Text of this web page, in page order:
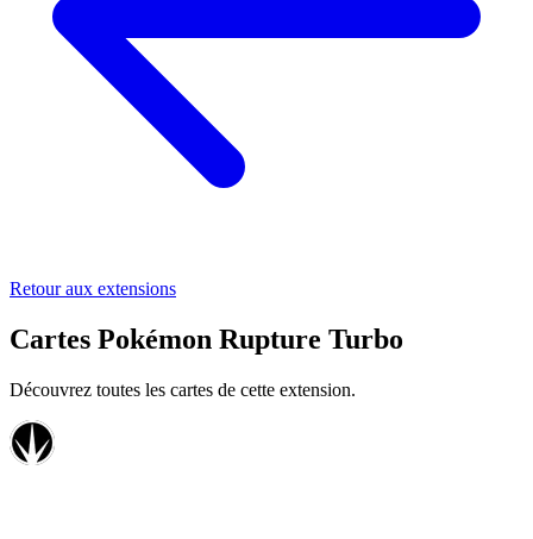
Retour aux extensions
Cartes Pokémon Rupture Turbo
Découvrez toutes les cartes de cette extension.